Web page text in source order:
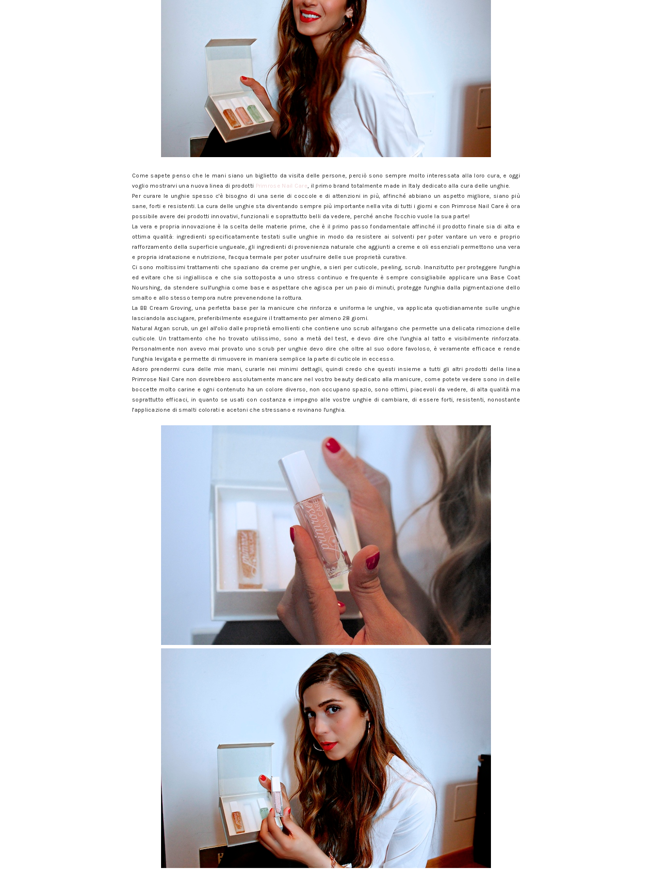
Come sapete penso che le mani siano un biglietto da visita delle persone, perciò sono sempre molto interessata alla loro cura, e oggi
voglio mostrarvi una nuova linea di prodotti Primrose Nail Care, il primo brand totalmente made in Italy dedicato alla cura delle unghie.
Per curare le unghie spesso c'è bisogno di una serie di coccole e di attenzioni in più, affinché abbiano un aspetto migliore, siano più
sane, forti e resistenti. La cura delle unghie sta diventando sempre più importante nella vita di tutti i giorni e con Primrose Nail Care è ora
possibile avere dei prodotti innovativi, funzionali e soprattutto belli da vedere, perché anche l'occhio vuole la sua parte!
La vera e propria innovazione è la scelta delle materie prime, che è il primo passo fondamentale affinché il prodotto finale sia di alta e
ottima qualità: ingredienti specificatamente testati sulle unghie in modo da resistere ai solventi per poter vantare un vero e proprio
rafforzamento della superficie ungueale, gli ingredienti di provenienza naturale che aggiunti a creme e oli essenziali permettono una vera
e propria idratazione e nutrizione, l'acqua termale per poter usufruire delle sue proprietà curative.
Ci sono moltissimi trattamenti che spaziano da creme per unghie, a sieri per cuticole, peeling, scrub. Inanzitutto per proteggere l'unghia
ed evitare che si ingiallisca e che sia sottoposta a uno stress continuo e frequente è sempre consigliabile applicare una Base Coat
Nourshing, da stendere sull'unghia come base e aspettare che agisca per un paio di minuti, protegge l'unghia dalla pigmentazione dello
smalto e allo stesso tempora nutre prevenendone la rottura.
La BB Cream Groving, una perfetta base per la manicure che rinforza e uniforma le unghie, va applicata quotidianamente sulle unghie
lasciandola asciugare, preferibilmente eseguire il trattamento per almeno 28 giorni.
Natural Argan scrub, un gel all'olio dalle proprietà emollienti che contiene uno scrub all'argano che permette una delicata rimozione delle
cuticole. Un trattamento che ho trovato utilissimo, sono a metà del test, e devo dire che l'unghia al tatto e visibilmente rinforzata.
Personalmente non avevo mai provato uno scrub per unghie devo dire che oltre al suo odore favoloso, è veramente efficace e rende
l'unghia levigata e permette di rimuovere in maniera semplice la parte di cuticole in eccesso.
Adoro prendermi cura delle mie mani, curarle nei minimi dettagli, quindi credo che questi insieme a tutti gli altri prodotti della linea
Primrose Nail Care non dovrebbero assolutamente mancare nel vostro beauty dedicato alla manicure, come potete vedere sono in delle
boccette molto carine e ogni contenuto ha un colore diverso, non occupano spazio, sono ottimi, piacevoli da vedere, di alta qualità ma
soprattutto efficaci, in quanto se usati con costanza e impegno alle vostre unghie di cambiare, di essere forti, resistenti, nonostante
l'applicazione di smalti colorati e acetoni che stressano e rovinano l'unghia.